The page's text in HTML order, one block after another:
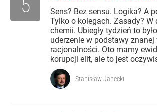
Sens? Bez sensu. Logika? A
Tylko o kolegach. Zasady? W
chemii. Ubiegły tydzień to
uderzenie w podstawy
racjonalności. Oto mamy
korupcji elit, ale to jest
5
Stanisław Janecki